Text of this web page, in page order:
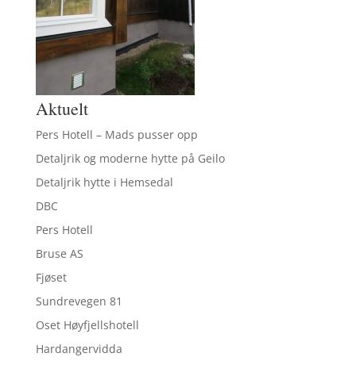
Aktuelt
Pers Hotell – Mads pusser opp
Detaljrik og moderne hytte på Geilo
Detaljrik hytte i Hemsedal
DBC
Pers Hotell
Bruse AS
Fjøset
Sundrevegen 81
Oset Høyfjellshotell
Hardangervidda